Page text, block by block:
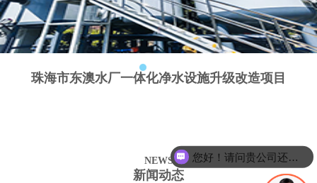
珠海市东澳水厂一体化净水设施升级改造项目
NEWS
新闻动态